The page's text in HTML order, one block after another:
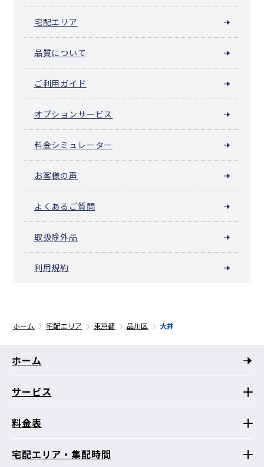
宅配エリア
品質について
ご利用ガイド
オプションサービス
料金シミュレーター
お客様の声
よくあるご質問
取扱除外品
利用規約
ホーム 宅配エリア 東京都 品川区 大井
ホーム
サービス
料金表
宅配エリア・集配時間